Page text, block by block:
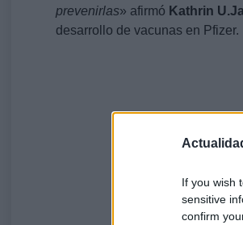
If you wish
sensitive
confirm
prevenirlas» afirmó Kathrin
desarrollo de vacunas en Pfizer.